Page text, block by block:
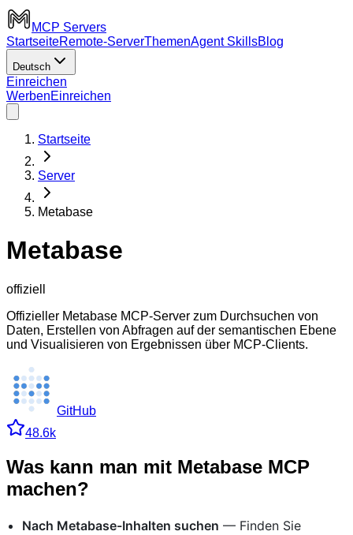
MCP Servers
StartseiteRemote-ServerThemenAgent SkillsBlog
Deutsch
Einreichen
WerbenEinreichen
Startseite
Server
Metabase
Metabase
offiziell
Offizieller Metabase MCP-Server zum Durchsuchen von
Daten, Erstellen von Abfragen auf der semantischen Ebene
und Visualisieren von Ergebnissen über MCP-Clients.
GitHub
48.6k
Was kann man mit Metabase MCP
machen?
Nach Metabase-Inhalten suchen — Finden Sie